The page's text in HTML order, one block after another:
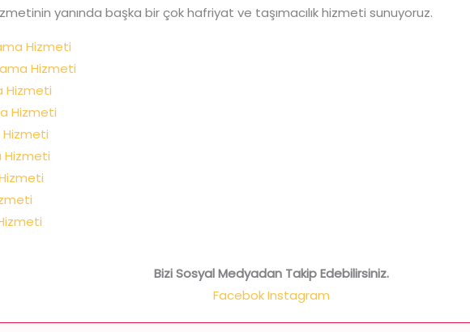
yanında başka bir çok hafriyat ve taşımacılık hizmeti sunuyoruz.
Hizmeti
Hizmeti
Hizmeti
Hizmeti
Hizmeti
Bizi Sosyal Medyadan Takip Edebilirsiniz.
FacebokInstagram